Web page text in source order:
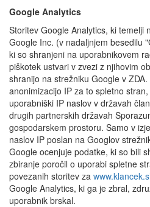
Google Analytics
Storitev Google Analytics, ki temelji
Google Inc. (v nadaljnjem besedilu
ki so shranjeni na uporabnikovem
piškotek ustvari v zvezi z njihovim
shranijo na strežniku Google v ZDA.
anonimizacijo IP za to spletno
uporabniški IP naslov v državah
drugih partnerskih državah
gospodarskem prostoru. Samo v
naslov IP poslan na Googlov
Google ocenjuje podatke, ki so bili
zbiranje poročil o uporabi spletne
povezanih storitev za
Google Analytics, ki ga je zbral,
uporabnik brskal.